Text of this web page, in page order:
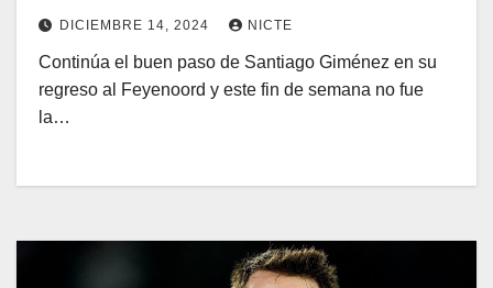
DICIEMBRE 14, 2024 NICTE
Continúa el buen paso de Santiago Giménez en su
regreso al Feyenoord y este fin de semana no fue
la…